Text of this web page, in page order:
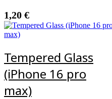
1,20 €
Tempered Glass
(iPhone 16 pro
max)